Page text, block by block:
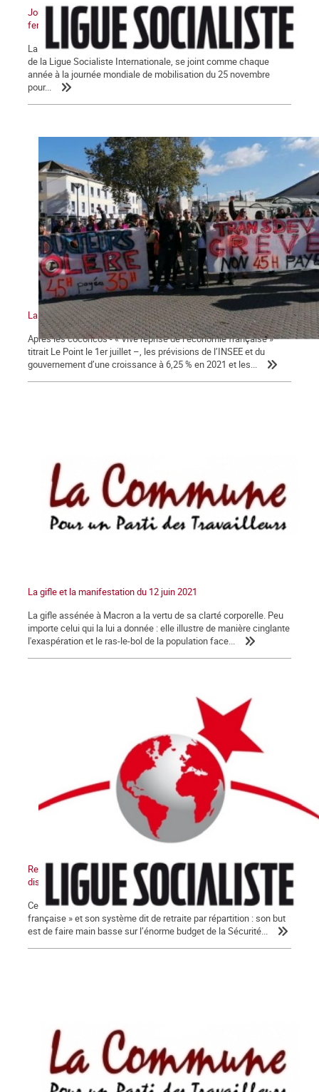
Journée internationale contre toutes les violences faites aux
femmes
La Commune – pour un parti des travailleurs, section française
de la Ligue Socialiste Internationale, se joint comme chaque
année à la journée mondiale de mobilisation du 25 novembre
pour...
La lutte des classes, plus que jamais !
Après les cocoricos - « Vive reprise de l’économie française »
titrait Le Point le 1er juillet –, les prévisions de l’INSEE et du
gouvernement d’une croissance à 6,25 % en 2021 et les...
La gifle et la manifestation du 12 juin 2021
La gifle assénée à Macron a la vertu de sa clarté corporelle. Peu
importe celui qui la lui a donnée : elle illustre de manière cinglante
l'exaspération et le ras-le-bol de la population face...
Retraites : ni loi ni réforme ! Dirigeants syndicaux, arrêtez de
discuter !
Ce gouvernement veut liquider la « protection sociale à la
française » et son système dit de retraite par répartition : son but
est de faire main basse sur l’énorme budget de la Sécurité...